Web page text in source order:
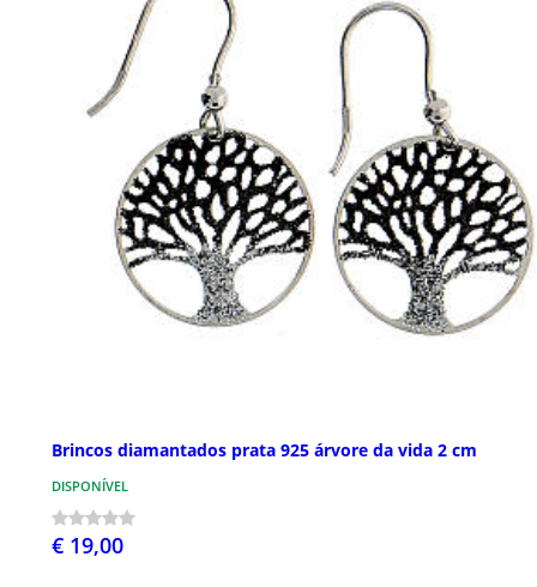
Brincos diamantados prata 925 árvore da vida 2 cm
DISPONÍVEL
€ 19,00